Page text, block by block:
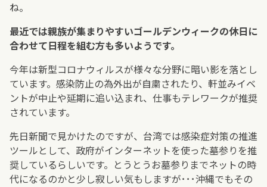
ね。
最近では親族が集まりやすいゴールデンウィークの休日に
合わせて日程を組む方も多いようです。
今年は新型コロナウィルスが様々な分野に暗い影を落とし
ています。感染防止の為外出が自粛されたり、軒並みイベ
ントが中止や延期に追い込まれ、仕事もテレワークが推奨
されています。
先日新聞で見かけたのですが、台湾では感染症対策の推進
ツールとして、政府がインターネットを使った墓参りを推
奨しているらしいです。とうとうお墓参りまでネットの時
代になるのかと少し寂しい気もしますが･･･沖縄でもその